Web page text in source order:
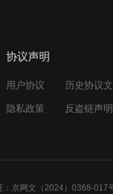
协议声明
用户协议 历史协议
隐私政策 反盗链声明
：京网文（2024）0368-017